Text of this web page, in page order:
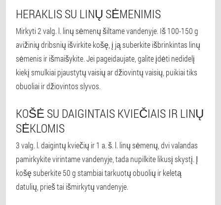
HERAKLIS SU LINŲ SĖMENIMIS
Mirkyti 2 valg. l. linų sėmenų šiltame vandenyje. Iš 100-150 g
avižinių dribsnių išvirkite košę, į ją suberkite išbrinkintas linų
sėmenis ir išmaišykite. Jei pageidaujate, galite įdėti nedidelį
kiekį smulkiai pjaustytų vaisių ar džiovintų vaisių, puikiai tiks
obuoliai ir džiovintos slyvos.
KOŠĖ SU DAIGINTAIS KVIEČIAIS IR LINŲ
SĖKLOMIS
3 valg. l. daigintų kviečių ir 1 a. š. l. linų sėmenų, dvi valandas
pamirkykite virintame vandenyje, tada nupilkite likusį skystį. Į
košę suberkite 50 g stambiai tarkuotų obuolių ir keletą
datulių, prieš tai išmirkytų vandenyje.